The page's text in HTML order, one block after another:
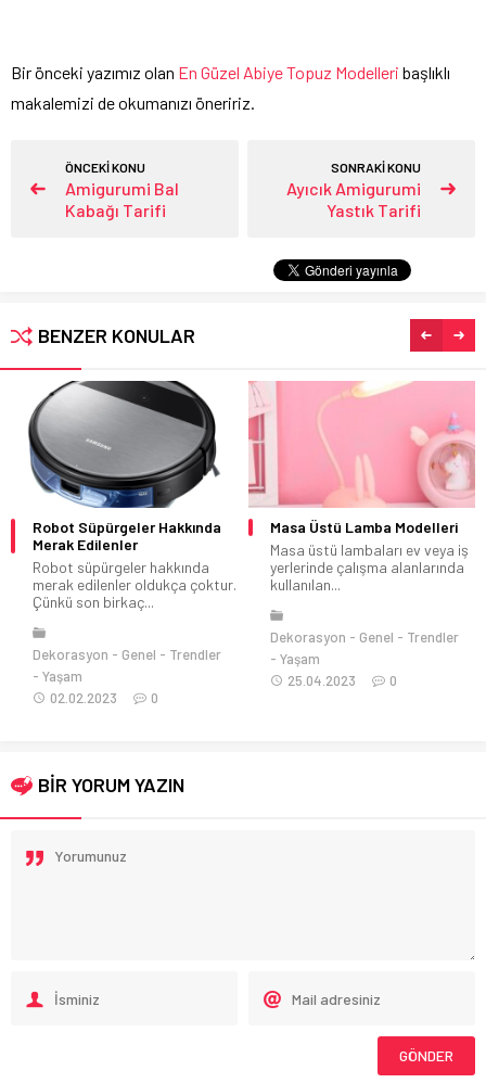
Bir önceki yazımız olan En Güzel Abiye Topuz Modelleri başlıklı
makalemizi de okumanızı öneririz.
ÖNCEKİ KONU
Amigurumi Bal
Kabağı Tarifi
SONRAKİ KONU
Ayıcık Amigurumi
Yastık Tarifi
BENZER KONULAR
Robot Süpürgeler Hakkında
Merak Edilenler
Robot süpürgeler hakkında
merak edilenler oldukça çoktur.
Çünkü son birkaç...
Dekorasyon Genel
Trendler
Yaşam
02.02.2023
0
Masa Üstü Lamba Modelleri
Masa üstü lambaları ev veya iş
yerlerinde çalışma alanlarında
kullanılan...
Dekorasyon Genel
Trendler
Yaşam
25.04.2023
0
BİR YORUM YAZIN